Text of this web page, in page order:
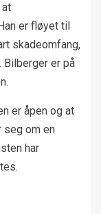
er fløyet til
skadeomfang,
er på
er åpen og at
seg om en
har